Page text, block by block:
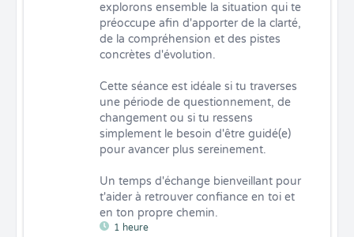
1 heure
explorons ensemble la situation qui te
préoccupe afin d'apporter de la clarté,
de la compréhension et des pistes
concrètes d'évolution.
Cette séance est idéale si tu traverses
une période de questionnement, de
changement ou si tu ressens
simplement le besoin d'être guidé(e)
pour avancer plus sereinement.
Un temps d'échange bienveillant pour
t'aider à retrouver confiance en toi et
en ton propre chemin.